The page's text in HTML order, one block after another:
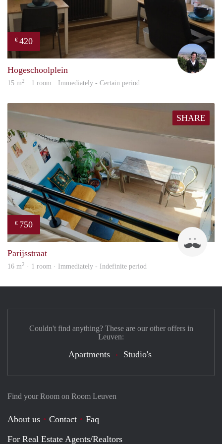
€ 420
Hogeschoolplein
15 m2 · 1 room · Immediately - Certain period
SHARE
€ 750
Jan
Parijsstraat
16 m2 · 1 room · Immediately - Indefinite period
Find your Room on Room Leuven
About us Contact
Faq
For Real Estate Agents/Realtors
Couldn't find anything? These are our other offers in
Leuven:
Apartments Studio's